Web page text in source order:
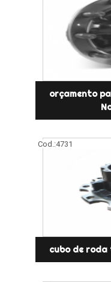
orçamento
Cod.:4731
cubo de roda